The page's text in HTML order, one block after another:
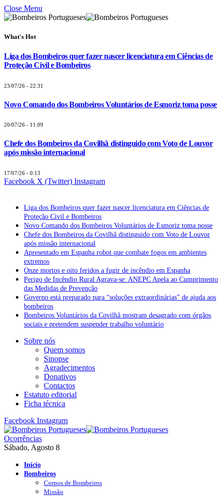
Close Menu
What's Hot
Liga dos Bombeiros quer fazer nascer licenciatura em Ciências de
Proteção Civil e Bombeiros
23/07/26 - 22:31
Novo Comando dos Bombeiros Voluntários de Esmoriz toma posse
20/07/26 - 11:09
Chefe dos Bombeiros da Covilhã distinguido com Voto de Louvor
após missão internacional
17/07/26 - 0:13
Facebook X (Twitter) Instagram
Liga dos Bombeiros quer fazer nascer licenciatura em Ciências de
Proteção Civil e Bombeiros
Novo Comando dos Bombeiros Voluntários de Esmoriz toma posse
Chefe dos Bombeiros da Covilhã distinguido com Voto de Louvor
após missão internacional
Apresentado em Espanha robot que combate fogos em ambientes
extremos
Onze mortos e oito feridos a fugir de incêndio em Espanha
Perigo de Incêndio Rural Agrava-se: ANEPC Apela ao Cumprimento
das Medidas de Prevenção
Governo está preparado para “soluções extraordinárias” de ajuda aos
bombeiros
Bombeiros Voluntários da Covilhã mostram desagrado com órgãos
sociais e pretendem suspender trabalho voluntário
Sobre nós
Quem somos
Sinopse
Agradecimentos
Donativos
Contactos
Estatuto editorial
Ficha técnica
Facebook Instagram
Ocorrências
Sábado, Agosto 8
Início
Bombeiros
Corpos de Bombeiros
Missão